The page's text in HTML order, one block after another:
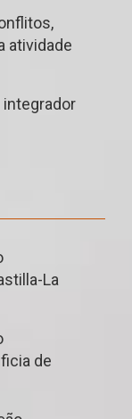
atividade
integrador
La
de